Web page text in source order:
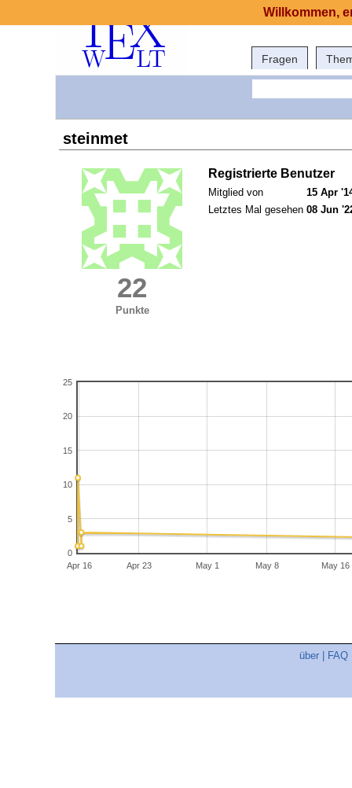
Fragen
steinmet
22
Punkte
Registrierte Benutzer
Mitglied von
15 Apr
Letztes Mal gesehen 08 Jun
Apr 16 Apr 23 May 1 May 8 May 16
0
5
10
15
20
25
über FAQ
Willkommen,